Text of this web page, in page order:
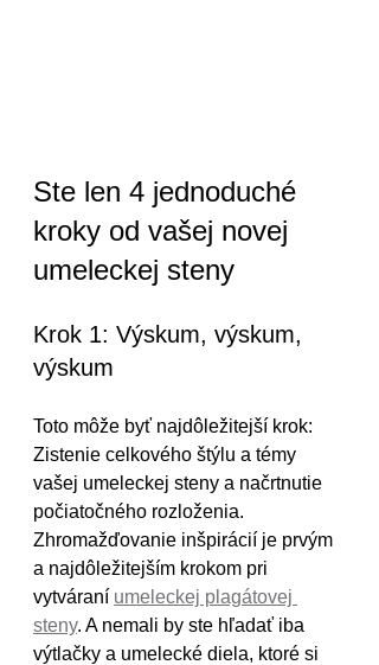
Ste len 4 jednoduché
kroky od vašej novej
umeleckej steny
Krok 1: Výskum, výskum,
výskum
Toto môže byť najdôležitejší krok:
Zistenie celkového štýlu a témy
vašej umeleckej steny a načrtnutie
počiatočného rozloženia.
Zhromažďovanie inšpirácií je prvým
a najdôležitejším krokom pri
vytváraní umeleckej plagátovej
steny. A nemali by ste hľadať iba
výtlačky a umelecké diela, ktoré si